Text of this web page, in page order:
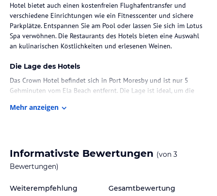
Hotel bietet auch einen kostenfreien Flughafentransfer und
verschiedene Einrichtungen wie ein Fitnesscenter und sichere
Parkplätze. Entspannen Sie am Pool oder lassen Sie sich im Lotus
Spa verwöhnen. Die Restaurants des Hotels bieten eine Auswahl
an kulinarischen Köstlichkeiten und erlesenen Weinen.
Die Lage des Hotels
Das Crown Hotel befindet sich in Port Moresby und ist nur 5
Gehminuten vom Ela Beach entfernt. Die Lage ist ideal, um die
das Nationalmuseum & Art Gallery sind 20 Fahrminuten entfernt
Zimmer / Unterbringung im Hotel
Die klimatisierten Unterkünfte im Crown Hotel bieten einen
Flachbild-TV, Sat-TV, einen Kühlschrank und Kaffee- und
Mehr anzeigen
Informativste Bewertungen (von 3
Bewertungen)
Weiterempfehlung Gesamtbewertung